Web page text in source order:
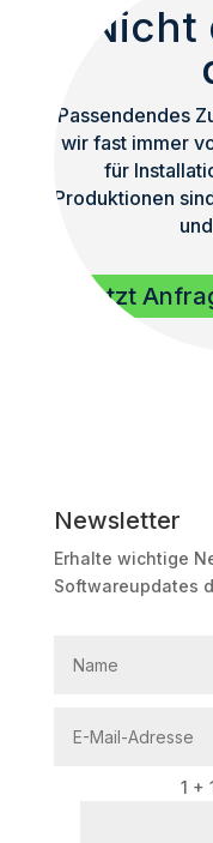
Passendendes
wir fast immer
für
Produktionen
Jetzt
Newsletter
Erhalte wichtige
Softwareupdates
1 +